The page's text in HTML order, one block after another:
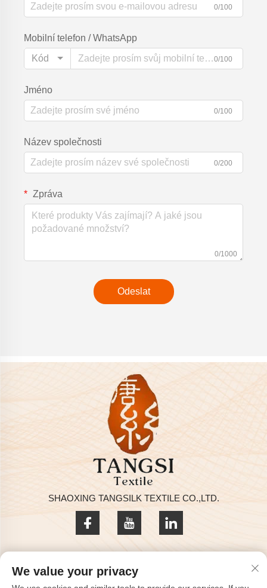
0/100
Mobilní telefon / WhatsApp
Kód
0/100
Jméno
0/100
Název společnosti
0/200
Zpráva
0/1000
Odeslat
SHAOXING TANGSILK TEXTILE CO.,LTD.
Copyright © 2025 by SHAOXING TANGSILK TEXTILE CO.,LTD
We value your privacy